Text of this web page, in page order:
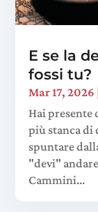
E se la
fossi tu?
Mar 17, 2026
Hai presente
più stanca di
spuntare
"devi"
Cammini...